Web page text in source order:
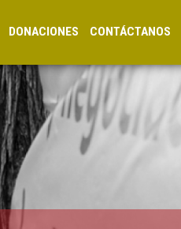
DONACIONES CONTÁCTANOS